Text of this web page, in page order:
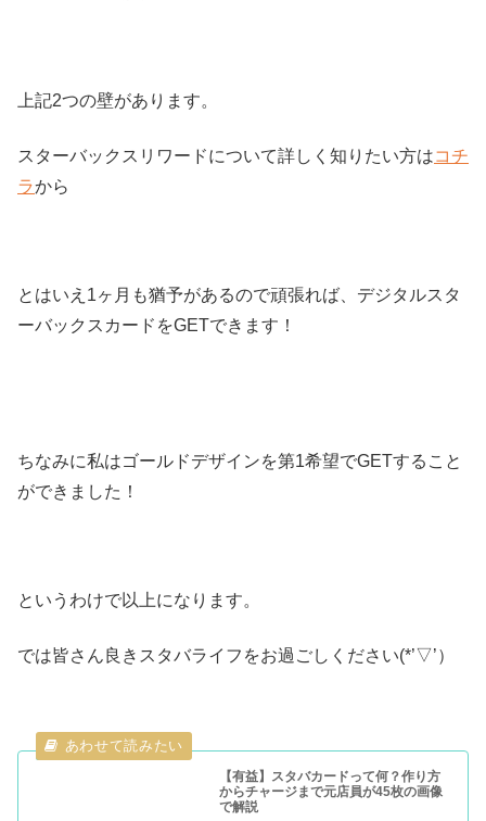
上記2つの壁があります。
スターバックスリワードについて詳しく知りたい方はコチ
ラから
とはいえ1ヶ月も猶予があるので頑張れば、デジタルスタ
ーバックスカードをGETできます！
ちなみに私はゴールドデザインを第1希望でGETすること
ができました！
というわけで以上になります。
では皆さん良きスタバライフをお過ごしください(*’▽’）
【有益】スタバカードって何？作り方
からチャージまで元店員が45枚の画像
で解説